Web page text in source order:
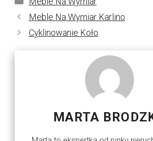
Meble Na Wymiar Karlino
Cyklinowanie Koło
MARTA